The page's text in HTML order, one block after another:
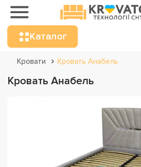
Каталог
Кровати Кровать Анабель
Кровать Анабель